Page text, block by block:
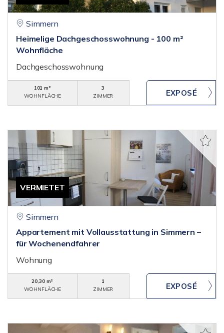
Simmern
Heimelige Dachgeschosswohnung - 100 m²
Wohnfläche
Dachgeschosswohnung
101 m²
WOHNFLÄCHE
3
ZIMMER
VERMIETET
Simmern
Appartement mit Vollausstattung in Simmern –
für Wochenendfahrer
Wohnung
20,30 m²
WOHNFLÄCHE
1
ZIMMER